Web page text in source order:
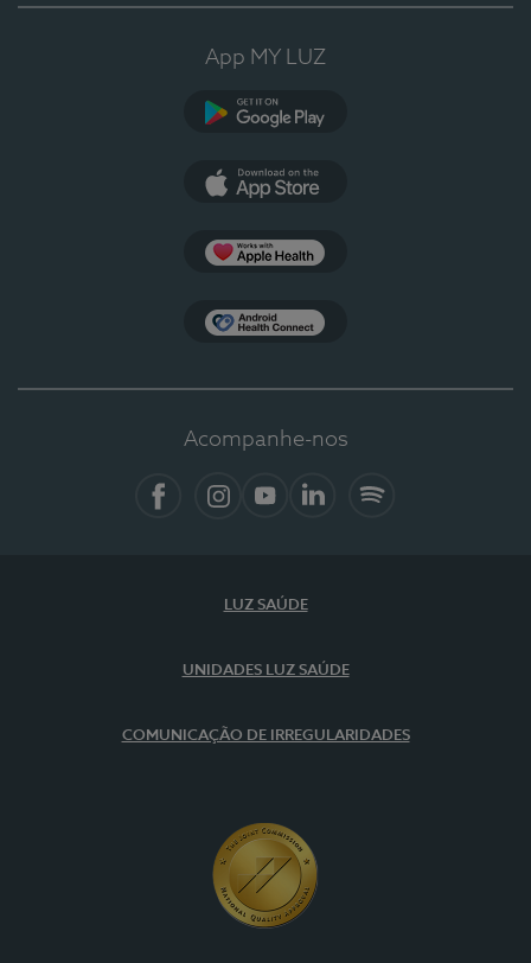
App MY LUZ
Acompanhe-nos
LUZ SAÚDE
UNIDADES LUZ SAÚDE
COMUNICAÇÃO DE IRREGULARIDADES